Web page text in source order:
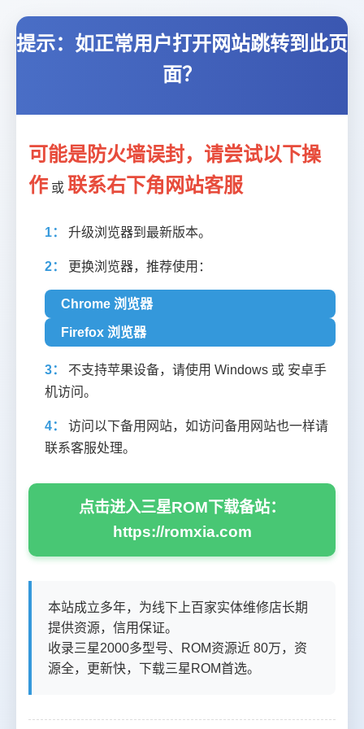
提示：如正常用户打开网站跳转到此页
面？
可能是防火墙误封，请尝试以下操
作 或 联系右下角网站客服
1： 升级浏览器到最新版本。
2： 更换浏览器，推荐使用：
Chrome 浏览器
Firefox 浏览器
3：
不支持苹果设备，请使用 Windows 或 安卓手
机访问。
4：
访问以下备用网站，如访问备用网站也一样请
联系客服处理。
点击进入三星ROM下载备站：
https://romxia.com
本站成立多年，为线下上百家实体维修店长期
提供资源，信用保证。
收录三星2000多型号、ROM资源近 80万，资
源全，更新快，下载三星ROM首选。